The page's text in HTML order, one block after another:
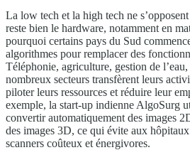
La low tech et la high tech ne
reste bien le hardware, notamment en
pourquoi certains pays du Sud
algorithmes pour remplacer des
Téléphonie, agriculture, gestion de
nombreux secteurs transfèrent leurs
piloter leurs ressources et réduire leur
exemple, la start-up indienne AlgoSurg
convertir automatiquement des images
des images 3D, ce qui évite aux
scanners coûteux et énergivores.